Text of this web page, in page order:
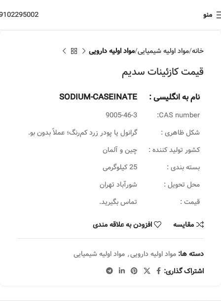
منو
خانه مواد اولیه شیمیایی مواد اولیه دارویی
قیمت کازئینات سدیم
نام به انگلیسی : SODIUM-CASEINATE
CAS number:
9005-46-3
شکل ظاهری :
گرانول یا پودر زرد کم‌رنگ؛ عملاً بدون بو.
کشور تولید کننده :
چین و آلمان
بسته بندی :
25 کیلوگرمی
محل تحویل :
شورآباد تهران
قیمت :
تماس بگیرید.
مقایسه افزودن به علاقه مندی
دسته ها: مواد اولیه دارویی, مواد اولیه شیمیایی
اشتراک گذاری: